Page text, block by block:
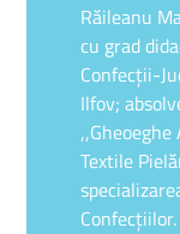
Răileanu
cu grad
Confecţii-
Ilfov;
Textile
Confecţiilor.